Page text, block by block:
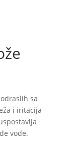
sa
i iritacija
vode.